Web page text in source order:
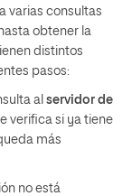
varias consultas
obtener la
distintos
pasos:
al servidor de
verifica si ya tiene
más
no está